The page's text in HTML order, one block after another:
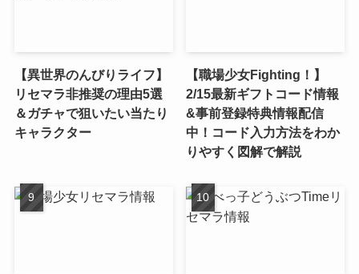
【異世界のんびりライフ】
リセマラ非推奨の理由5選
＆ガチャで狙いたい当たり
キャラクター
【職場少女Fighting！】
2/15最新ギフトコード情報
&事前登録特典情報配信
中！コード入力方法をわか
りやすく図解で解説